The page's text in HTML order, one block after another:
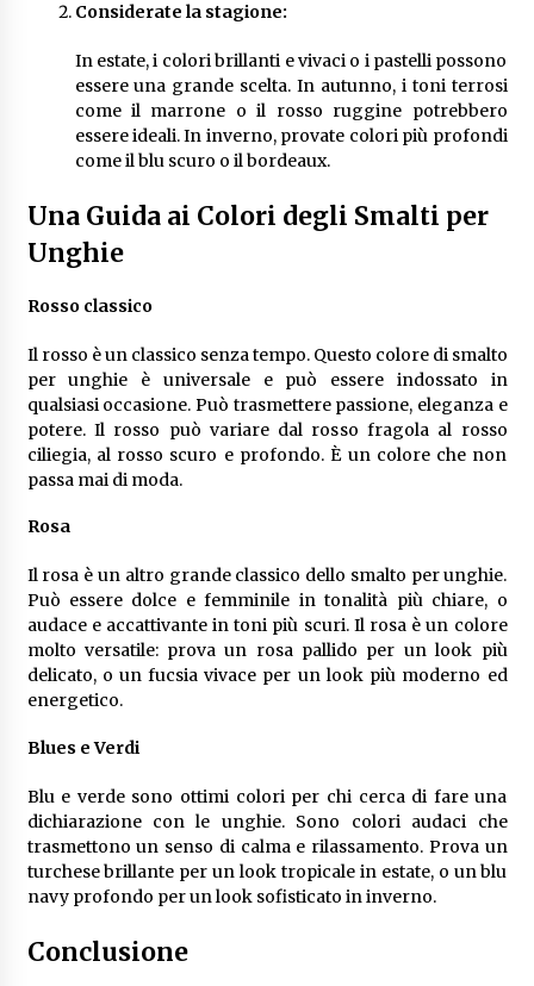
Considerate la stagione:
In estate, i colori brillanti e vivaci o i pastelli possono
essere una grande scelta. In autunno, i toni terrosi
come il marrone o il rosso ruggine potrebbero
essere ideali. In inverno, provate colori più profondi
come il blu scuro o il bordeaux.
Una Guida ai Colori degli Smalti per
Unghie
Rosso classico
Il rosso è un classico senza tempo. Questo colore di smalto
per unghie è universale e può essere indossato in
qualsiasi occasione. Può trasmettere passione, eleganza e
potere. Il rosso può variare dal rosso fragola al rosso
ciliegia, al rosso scuro e profondo. È un colore che non
passa mai di moda.
Rosa
Il rosa è un altro grande classico dello smalto per unghie.
Può essere dolce e femminile in tonalità più chiare, o
audace e accattivante in toni più scuri. Il rosa è un colore
molto versatile: prova un rosa pallido per un look più
delicato, o un fucsia vivace per un look più moderno ed
energetico.
Blues e Verdi
Blu e verde sono ottimi colori per chi cerca di fare una
dichiarazione con le unghie. Sono colori audaci che
trasmettono un senso di calma e rilassamento. Prova un
turchese brillante per un look tropicale in estate, o un blu
navy profondo per un look sofisticato in inverno.
Conclusione